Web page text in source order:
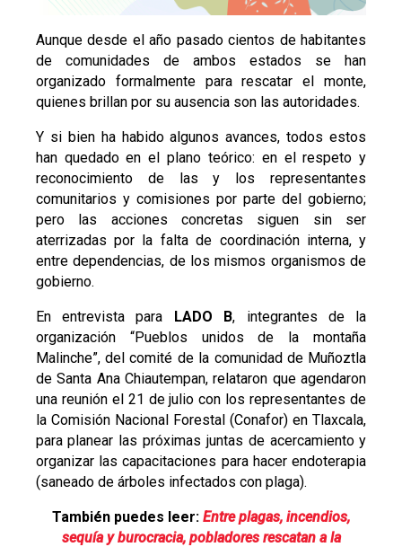
Aunque desde el año pasado cientos de habitantes
de comunidades de ambos estados se han
organizado formalmente para rescatar el monte,
quienes brillan por su ausencia son las autoridades.
Y si bien ha habido algunos avances, todos estos
han quedado en el plano teórico: en el respeto y
reconocimiento de las y los representantes
comunitarios y comisiones por parte del gobierno;
pero las acciones concretas siguen sin ser
aterrizadas por la falta de coordinación interna, y
entre dependencias, de los mismos organismos de
gobierno.
En entrevista para LADO B, integrantes de la
organización “Pueblos unidos de la montaña
Malinche”, del comité de la comunidad de Muñoztla
de Santa Ana Chiautempan, relataron que agendaron
una reunión el 21 de julio con los representantes de
la Comisión Nacional Forestal (Conafor) en Tlaxcala,
para planear las próximas juntas de acercamiento y
organizar las capacitaciones para hacer endoterapia
(saneado de árboles infectados con plaga).
También puedes leer: Entre plagas, incendios,
sequía y burocracia, pobladores rescatan a la